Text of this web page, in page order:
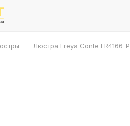
Люстра Freya Conte FR4166-